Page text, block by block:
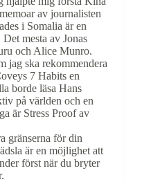
av journalisten
i Somalia är en
mesta av Jonas
och Alice Munro.
jag ska rekommendera
7 Habits en
borde läsa Hans
på världen och en
är Stress Proof av
gränserna för din
är en möjlighet att
först när du bryter